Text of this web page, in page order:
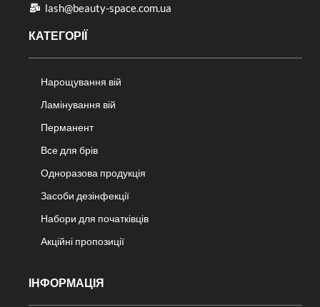
lash@beauty-space.com.ua
КАТЕГОРІЇ
Нарощування вій
Ламінування вій
Перманент
Все для брів
Одноразова продукція
Засоби дезінфекції
Набори для початківців
Акційні пропозиції
ІНФОРМАЦІЯ